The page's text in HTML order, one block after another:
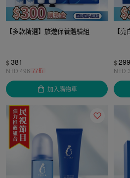
【多款精選】旅遊保養體驗組
$ 381
NTD496 77折
加入購物車
【
$ 299
NTD